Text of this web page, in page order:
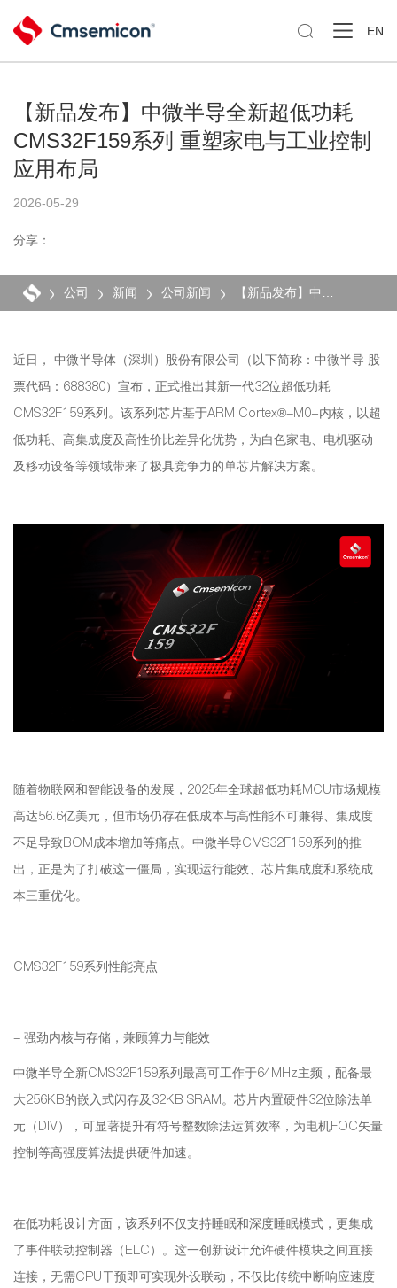
 EN
【新品发布】中微半导全新超低功耗
CMS32F159系列 重塑家电与工业控制
应用布局
2026-05-29
分享：
公司 新闻 公司新闻
近日， 中微半导体（深圳）股份有限公司（以下简称：中微半导 股
票代码：688380）宣布，正式推出其新一代32位超低功耗
CMS32F159系列。该系列芯片基于ARM Cortex®-M0+内核，以超
低功耗、高集成度及高性价比差异化优势，为白色家电、电机驱动
及移动设备等领域带来了极具竞争力的单芯片解决方案。
随着物联网和智能设备的发展，2025年全球超低功耗MCU市场规模
高达56.6亿美元，但市场仍存在低成本与高性能不可兼得、集成度
不足导致BOM成本增加等痛点。中微半导CMS32F159系列的推
出，正是为了打破这一僵局，实现运行能效、芯片集成度和系统成
本三重优化。
CMS32F159系列性能亮点
- 强劲内核与存储，兼顾算力与能效
中微半导全新CMS32F159系列最高可工作于64MHz主频，配备最
大256KB的嵌入式闪存及32KB SRAM。芯片内置硬件32位除法单
元（DIV），可显著提升有符号整数除法运算效率，为电机FOC矢量
控制等高强度算法提供硬件加速。
在低功耗设计方面，该系列不仅支持睡眠和深度睡眠模式，更集成
了事件联动控制器（ELC）。这一创新设计允许硬件模块之间直接
连接，无需CPU干预即可实现外设联动，不仅比传统中断响应速度